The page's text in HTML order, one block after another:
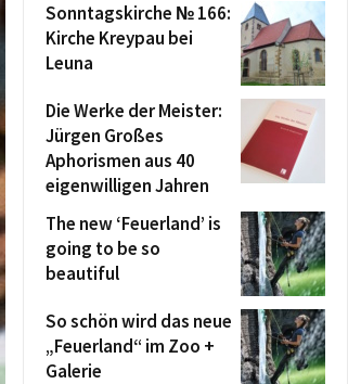
Sonntagskirche № 166:
Kirche Kreypau bei
Leuna
Die Werke der Meister:
Jürgen Großes
Aphorismen aus 40
eigenwilligen Jahren
The new ‘Feuerland’ is
going to be so
beautiful
So schön wird das neue
„Feuerland“ im Zoo +
Galerie